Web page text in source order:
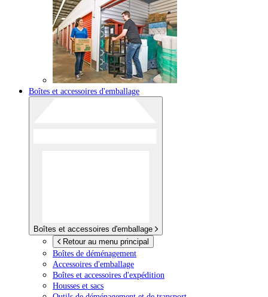
Boîtes et accessoires d'emballage
Boîtes et accessoires d'emballage
Retour au menu principal
Boîtes de déménagement
Accessoires d'emballage
Boîtes et accessoires d'expédition
Housses et sacs